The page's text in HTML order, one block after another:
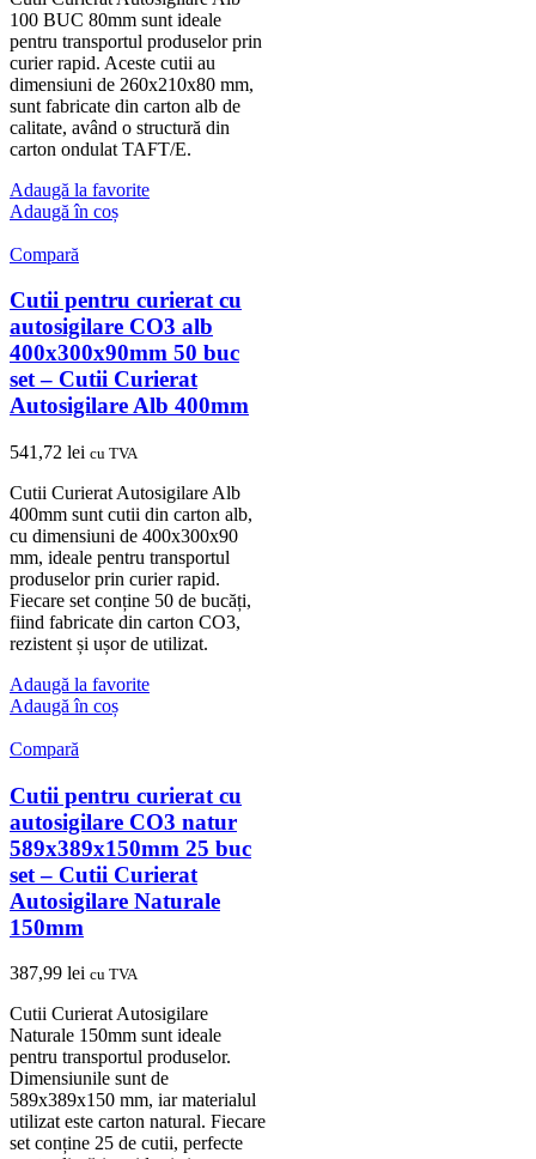
100 BUC 80mm sunt ideale
pentru transportul produselor prin
curier rapid. Aceste cutii au
dimensiuni de 260x210x80 mm,
sunt fabricate din carton alb de
calitate, având o structură din
carton ondulat TAFT/E.
Adaugă la favorite
Adaugă în coș
Compară
Cutii pentru curierat cu
autosigilare CO3 alb
400x300x90mm 50 buc
set – Cutii Curierat
Autosigilare Alb 400mm
541,72 lei cu TVA
Cutii Curierat Autosigilare Alb
400mm sunt cutii din carton alb,
cu dimensiuni de 400x300x90
mm, ideale pentru transportul
produselor prin curier rapid.
Fiecare set conține 50 de bucăți,
fiind fabricate din carton CO3,
rezistent și ușor de utilizat.
Adaugă la favorite
Adaugă în coș
Compară
Cutii pentru curierat cu
autosigilare CO3 natur
589x389x150mm 25 buc
set – Cutii Curierat
Autosigilare Naturale
150mm
387,99 lei cu TVA
Cutii Curierat Autosigilare
Naturale 150mm sunt ideale
pentru transportul produselor.
Dimensiunile sunt de
589x389x150 mm, iar materialul
utilizat este carton natural. Fiecare
set conține 25 de cutii, perfecte